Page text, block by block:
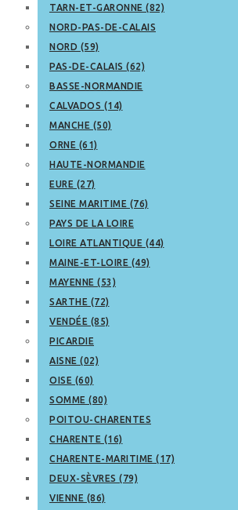
TARN-ET-GARONNE (82)
NORD-PAS-DE-CALAIS
NORD (59)
PAS-DE-CALAIS (62)
BASSE-NORMANDIE
CALVADOS (14)
MANCHE (50)
ORNE (61)
HAUTE-NORMANDIE
EURE (27)
SEINE MARITIME (76)
PAYS DE LA LOIRE
LOIRE ATLANTIQUE (44)
MAINE-ET-LOIRE (49)
MAYENNE (53)
SARTHE (72)
VENDÉE (85)
PICARDIE
AISNE (02)
OISE (60)
SOMME (80)
POITOU-CHARENTES
CHARENTE (16)
CHARENTE-MARITIME (17)
DEUX-SÈVRES (79)
VIENNE (86)